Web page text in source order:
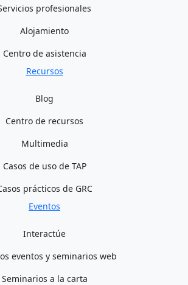
profesionales
Alojamiento
Centro de asistencia
Recursos
Blog
Centro de recursos
Multimedia
Casos de uso de TAP
prácticos de GRC
Eventos
Interactúe
eventos y seminarios web
Seminarios a la carta